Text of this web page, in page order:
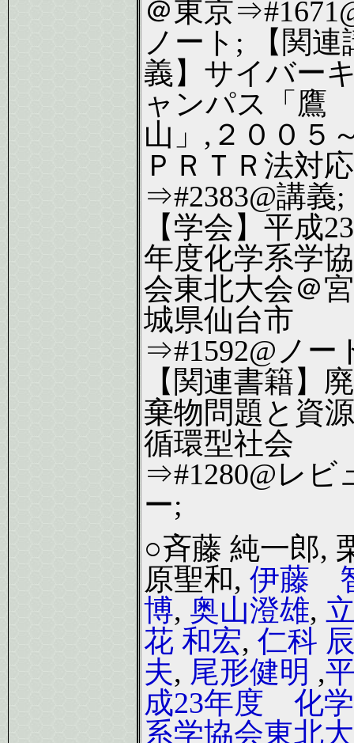
＠東京
ノート; 【関連
義】サイバー
ャンパス「鷹
山」,２００５
ＰＲＴＲ法対応
⇒#2383@講義;
【学会】平成23
年度化学系学協
会東北大会＠宮
城県仙台市
⇒#1592@ノー
【関連書籍】廃
棄物問題と資源
循環型社会
⇒#1280@レビ
ー;
○斉藤 純一郎,
原聖和, 伊藤
博, 奥山澄雄,
花 和宏, 仁科
夫, 尾形健明 ,
成23年度 化学
系学協会東北大